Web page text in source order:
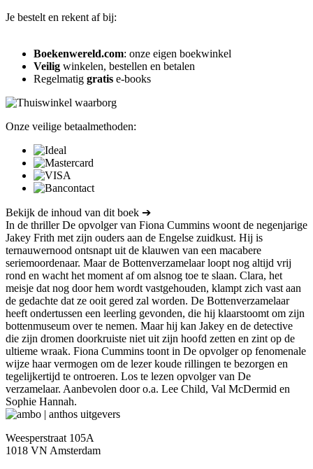
Je bestelt en rekent af bij:
Boekenwereld.com: onze eigen boekwinkel
Veilig winkelen, bestellen en betalen
Regelmatig gratis e-books
Onze veilige betaalmethoden:
Bekijk de inhoud van dit boek ➔
In de thriller De opvolger van Fiona Cummins woont de negenjarige
Jakey Frith met zijn ouders aan de Engelse zuidkust. Hij is
ternauwernood ontsnapt uit de klauwen van een macabere
seriemoordenaar. Maar de Bottenverzamelaar loopt nog altijd vrij
rond en wacht het moment af om alsnog toe te slaan. Clara, het
meisje dat nog door hem wordt vastgehouden, klampt zich vast aan
de gedachte dat ze ooit gered zal worden. De Bottenverzamelaar
heeft ondertussen een leerling gevonden, die hij klaarstoomt om zijn
bottenmuseum over te nemen. Maar hij kan Jakey en de detective
die zijn dromen doorkruiste niet uit zijn hoofd zetten en zint op de
ultieme wraak. Fiona Cummins toont in De opvolger op fenomenale
wijze haar vermogen om de lezer koude rillingen te bezorgen en
tegelijkertijd te ontroeren. Los te lezen opvolger van De
verzamelaar. Aanbevolen door o.a. Lee Child, Val McDermid en
Sophie Hannah.
Weesperstraat 105A
1018 VN Amsterdam